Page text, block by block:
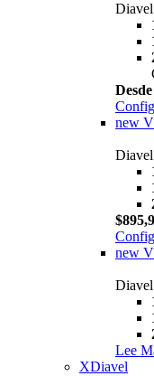
new
new
Lee
XDiavel